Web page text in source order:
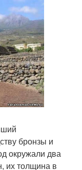
бронзы и
окружали два
их толщина в